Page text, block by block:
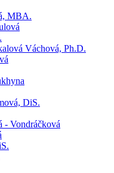
MBA.
Váchová, Ph.D.
DiS.
- Vondráčková